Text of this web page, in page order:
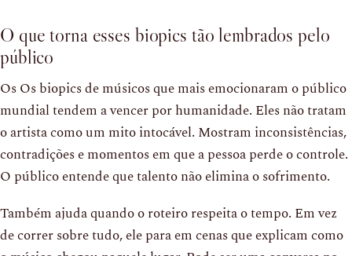
O que torna esses biopics tão lembrados pelo
público
Os Os biopics de músicos que mais emocionaram o público
mundial tendem a vencer por humanidade. Eles não tratam
o artista como um mito intocável. Mostram inconsistências,
contradições e momentos em que a pessoa perde o controle.
O público entende que talento não elimina o sofrimento.
Também ajuda quando o roteiro respeita o tempo. Em vez
de correr sobre tudo, ele para em cenas que explicam como